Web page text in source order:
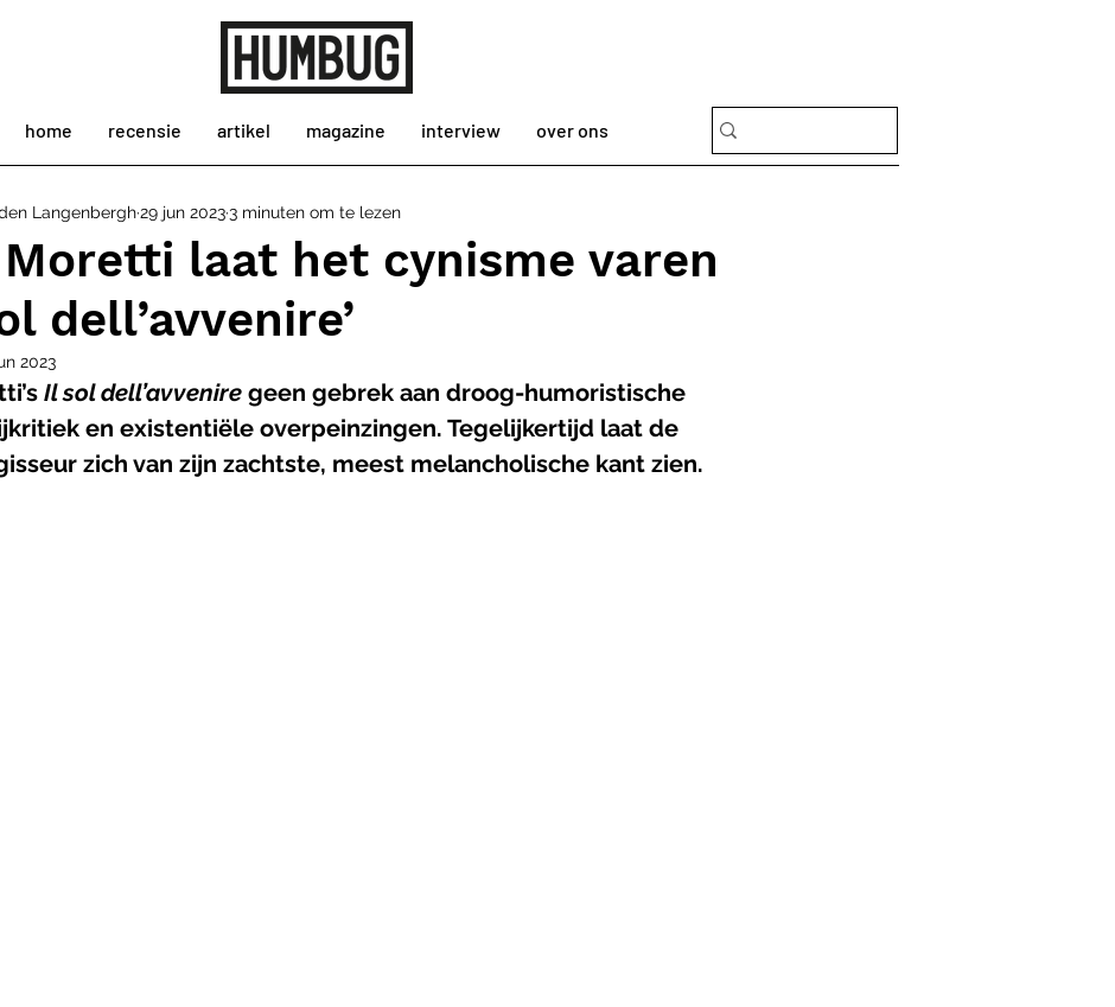
home recensie artikel magazine interview over ons
laat het cynisme varen
dell’avvenire’
Langenbergh29 jun 20233 minuten om te lezen
2023
Il sol dell’avvenire geen gebrek aan droog-humoristische
en existentiële overpeinzingen. Tegelijkertijd laat de
zich van zijn zachtste, meest melancholische kant zien.